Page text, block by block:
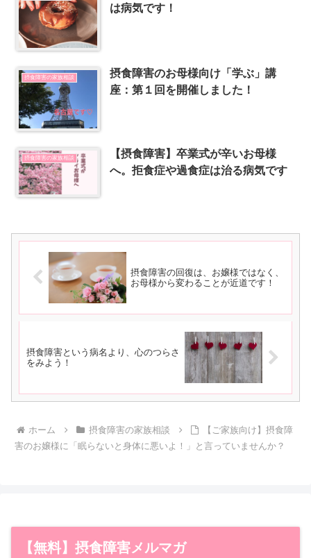
は病気です！
摂食障害の家族相談
摂食障害のお母様向け「学ぶ」講
座：第１回を開催しました！
摂食障害の家族相談
【摂食障害】卒業式が辛いお母様
へ。拒食症や過食症は治る病気です
摂食障害の回復は、お嬢様ではなく、
お母様から変わることが近道です！
摂食障害という病名より、心のつらさ
をみよう！
ホーム 摂食障害の家族相談
【ご家族向け】摂食障
害のお嬢様に「眠らないと身体に悪いよ！」と言っていませんか？
【無料】摂食障害メルマガ